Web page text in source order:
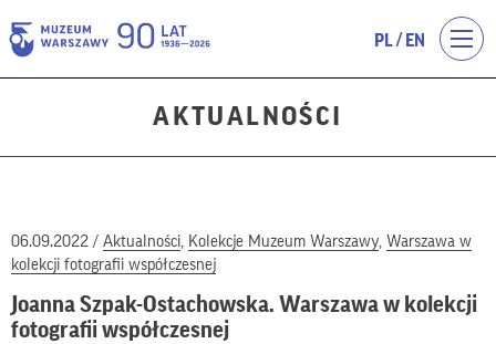
PL/ EN
AKTUALNOŚCI
06.09.2022 / Aktualności, Kolekcje Muzeum Warszawy, Warszawa w
kolekcji fotografii współczesnej
Joanna Szpak-Ostachowska. Warszawa w kolekcji
fotografii współczesnej